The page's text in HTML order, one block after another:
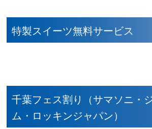
特製スイーツ無料サービス
千葉フェス割り（サマソニ・
ム・ロッキンジャパン）